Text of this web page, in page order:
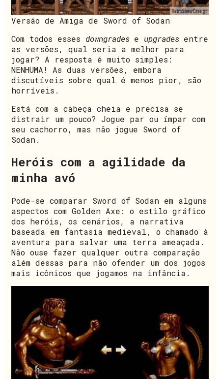
Versão de Amiga de Sword of Sodan
Com todos esses downgrades e upgrades entre
as versões, qual seria a melhor para
jogar? A resposta é muito simples:
NENHUMA! As duas versões, embora
discutíveis sobre qual é menos pior, são
horríveis.
Está com a cabeça cheia e precisa se
distrair um pouco? Jogue par ou ímpar com
seu cachorro, mas não jogue Sword of
Sodan.
Heróis com a agilidade da
minha avó
Pode-se comparar Sword of Sodan em alguns
aspectos com Golden Axe: o estilo gráfico
dos heróis, os cenários, a narrativa
baseada em fantasia medieval, o chamado à
aventura para salvar uma terra ameaçada.
Não ouse fazer qualquer outra comparação
além dessas para não ofender um dos jogos
mais icônicos que jogamos na infância.